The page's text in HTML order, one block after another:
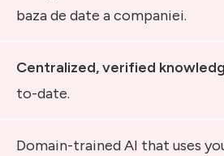
baza de date a companiei.
Centralized, verified
to-date.
Domain-trained AI that uses